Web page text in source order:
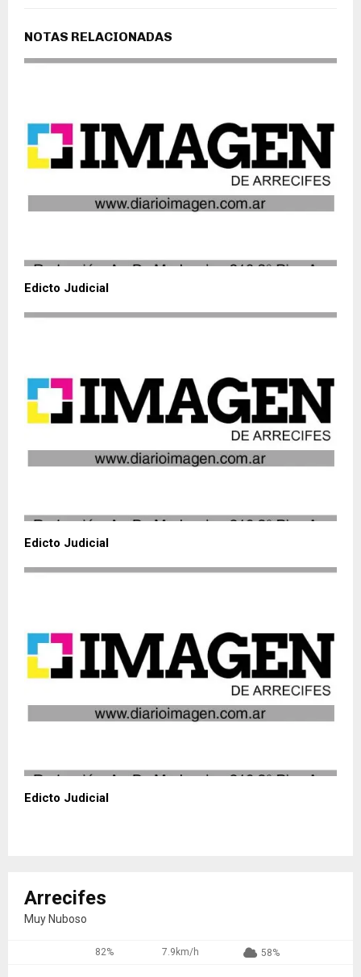
NOTAS RELACIONADAS
Edicto Judicial
Edicto Judicial
Edicto Judicial
Arrecifes
Muy Nuboso
82% 7.9km/h 58%